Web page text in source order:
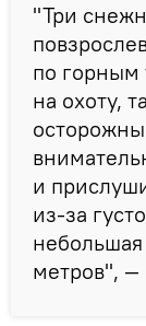
"Три
по горным
на охоту,
и
из-за
метров", —